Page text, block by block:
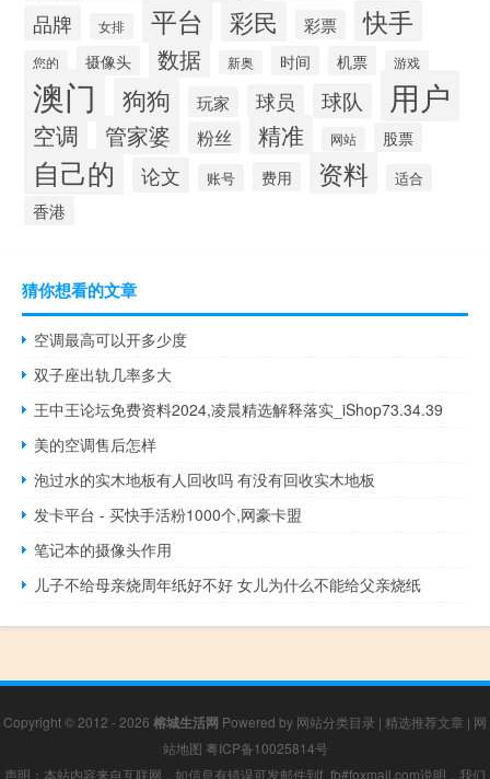
品牌 女排 平台 彩民 彩票 快手
您的 摄像头 数据 新奥 时间 机票 游戏
澳门 狗狗 玩家 球员 球队 用户
空调 管家婆 粉丝 精准 网站 股票
自己的 论文 账号 费用 资料 适合
香港
猜你想看的文章
空调最高可以开多少度
双子座出轨几率多大
王中王论坛免费资料2024,凌晨精选解释落实_iShop73.34.39
美的空调售后怎样
泡过水的实木地板有人回收吗 有没有回收实木地板
发卡平台 - 买快手活粉1000个,网豪卡盟
笔记本的摄像头作用
儿子不给母亲烧周年纸好不好 女儿为什么不能给父亲烧纸
Copyright © 2012 - 2026 榕城生活网 Powered by 网站分类目录 | 精选推荐文章 | 网
站地图 粤ICP备10025814号
声明：本站内容来自互联网，如信息有错误可发邮件到f_fb#foxmail.com说明，我们